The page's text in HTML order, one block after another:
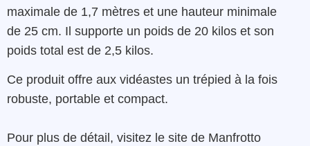
maximale de 1,7 mètres et une hauteur minimale
de 25 cm. Il supporte un poids de 20 kilos et son
poids total est de 2,5 kilos.
Ce produit offre aux vidéastes un trépied à la fois
robuste, portable et compact.
Pour plus de détail, visitez le site de Manfrotto